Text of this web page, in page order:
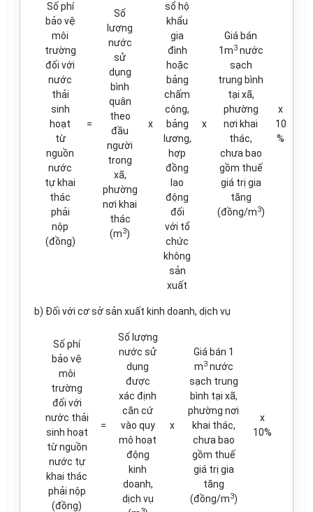
Số phí
bảo vệ
môi
trường
đối với
nước
thải
sinh
hoạt
từ
nguồn
nước
tự khai
thác
phải
nộp
(đồng)
=
Số
lượng
nước
sử
dụng
bình
quân
theo
đầu
người
trong
xã,
phường
nơi khai
thác
(m3)
x
sổ hộ
khẩu
gia
đình
hoặc
bảng
chấm
công,
bảng
lương,
hợp
đồng
lao
động
đối
với tổ
chức
không
sản
xuất
x
Giá bán
1m3nước
sạch
trung bình
tại xã,
phường
nơi khai
thác,
chưa bao
gồm thuế
giá trị gia
tăng
(đồng/m3)
x
10
%
b) Đối với cơ sở sản xuất kinh doanh, dịch vụ
Số phí
bảo vệ
môi
trường
đối với
nước thải
sinh hoạt
từ nguồn
nước tự
khai thác
phải nộp
(đồng)
=
Số lượng
nước sử
dụng
được
xác định
căn cứ
vào quy
mô hoạt
động
kinh
doanh,
dịch vụ
x
Giá bán 1
m3nước
sạch trung
bình tại xã,
phường nơi
khai thác,
chưa bao
gồm thuế
giá trị gia
tăng
(đồng/m3)
x
10%